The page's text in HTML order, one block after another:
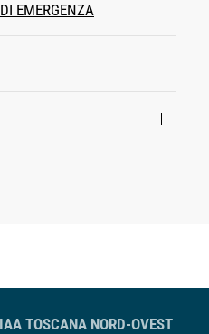
EMERGENZA
TOSCANA NORD-OVEST